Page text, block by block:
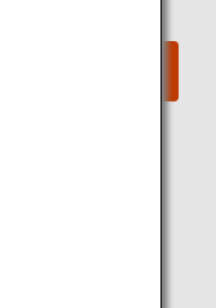
スラウンジ：
ラウンジ：